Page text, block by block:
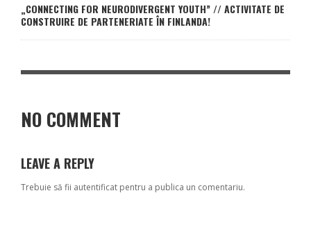
„CONNECTING FOR NEURODIVERGENT YOUTH” // ACTIVITATE DE
CONSTRUIRE DE PARTENERIATE ÎN FINLANDA!
NO COMMENT
LEAVE A REPLY
Trebuie să fii autentificat pentru a publica un comentariu.